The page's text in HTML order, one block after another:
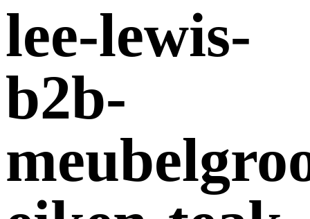
lee-lewis-
b2b-